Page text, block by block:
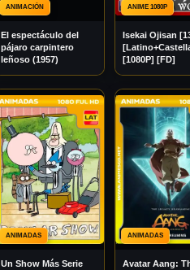
ANIMACIÓN
El espectáculo del
pájaro carpintero
leñoso (1957)
ANIME 1080P
Isekai Ojisan
[1080P] [FD]
ANIMADAS
Un Show Más Serie
ANIMADAS
Avatar Aang: